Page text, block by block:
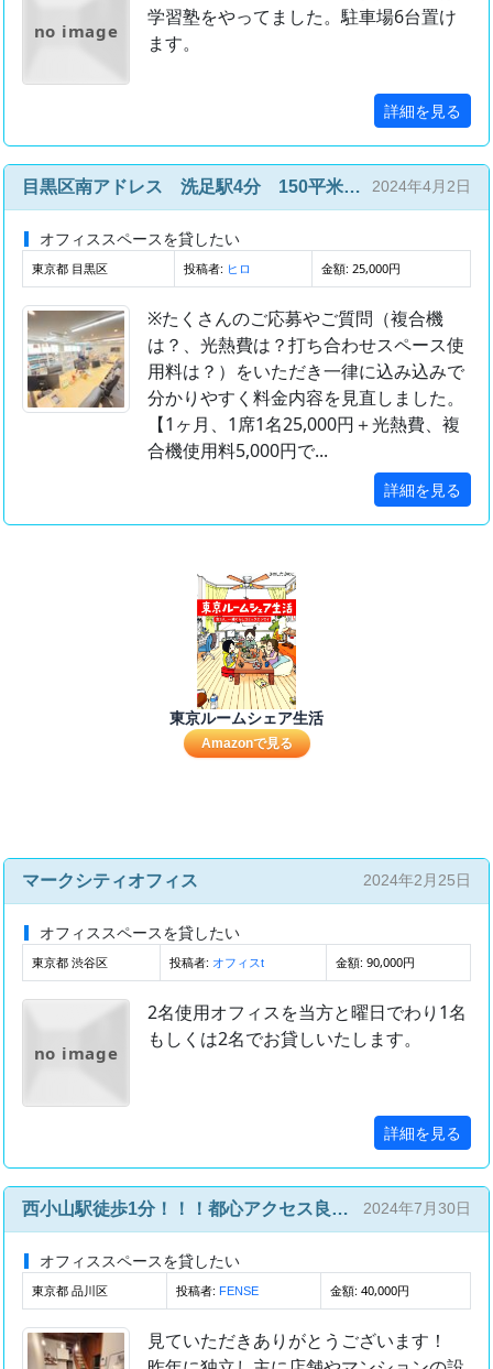
no image
学習塾をやってました。駐車場6台置け
ます。
詳細を見る
目黒区南アドレス 洗足駅4分 150平米の広々綺麗なオフィス 2024年4月2日
オフィススペースを貸したい
東京都 目黒区 投稿者: ヒロ 金額: 25,000円
※たくさんのご応募やご質問（複合機
は？、光熱費は？打ち合わせスペース使
用料は？）をいただき一律に込み込みで
分かりやすく料金内容を見直しました。
【1ヶ月、1席1名25,000円＋光熱費、複
合機使用料5,000円で...
詳細を見る
東京ルームシェア生活
Amazonで見る
マークシティオフィス 2024年2月25日
オフィススペースを貸したい
東京都 渋谷区 投稿者: オフィスt 金額: 90,000円
no image
2名使用オフィスを当方と曜日でわり1名
もしくは2名でお貸しいたします。
詳細を見る
西小山駅徒歩1分！！！都心アクセス良好！こじんまりとした設計事務所にてシェアオフィス！ 2024年7月30日
オフィススペースを貸したい
東京都 品川区 投稿者: FENSE 金額: 40,000円
見ていただきありがとうございます！